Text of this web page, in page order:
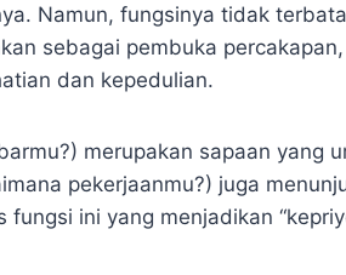
Namun, fungsinya tidak
sebagai pembuka
dan kepedulian.
merupakan sapaan yang
pekerjaanmu?) juga
ini yang menjadikan